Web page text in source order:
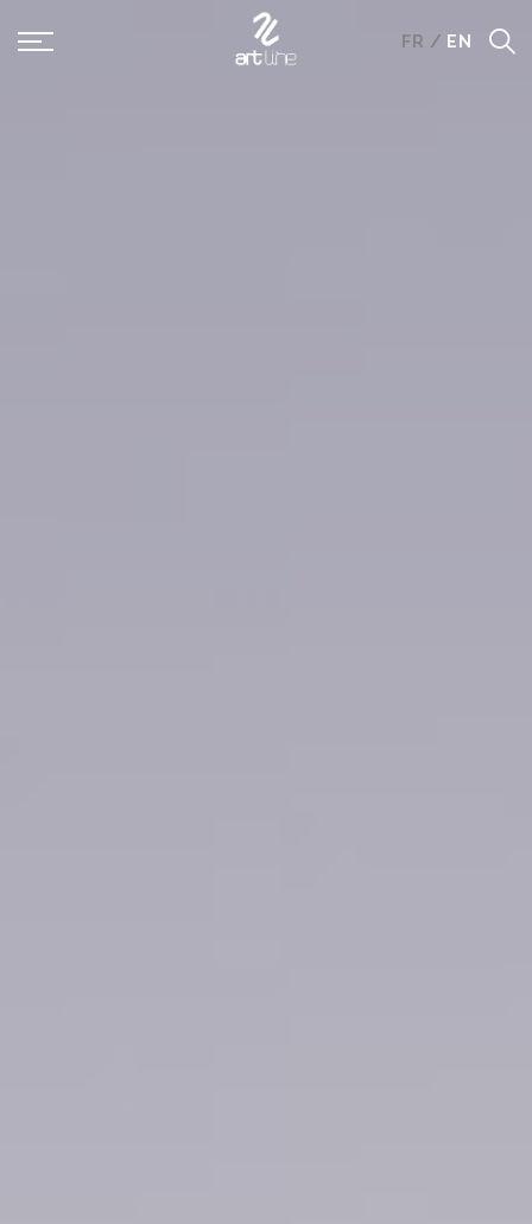
FR / EN
Panneau de gestion des cookies